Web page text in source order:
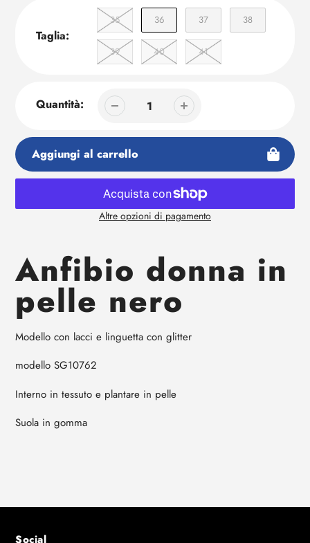
Taglia:
35 36 37 38
39 40 41
Quantità:
Aggiungi al carrello
Altre opzioni di pagamento
prodotto
al
carrello
Anfibio donna in
pelle nero
Modello con lacci e linguetta con glitter
modello SG10762
Interno in tessuto e plantare in pelle
Suola in gomma
Social